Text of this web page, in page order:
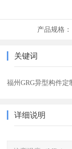
产品规格：
关键词
福州GRG异型构件定
详细说明